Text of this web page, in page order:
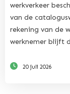
werkverkeer
van de
rekening van de
werknemer blijft
20 juli 2026